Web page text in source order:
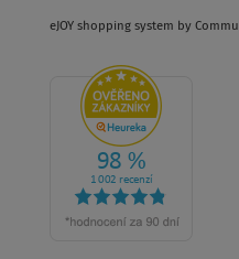
eJOY shopping system by